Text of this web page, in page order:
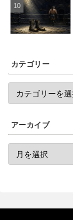
カテゴリー
アーカイブ